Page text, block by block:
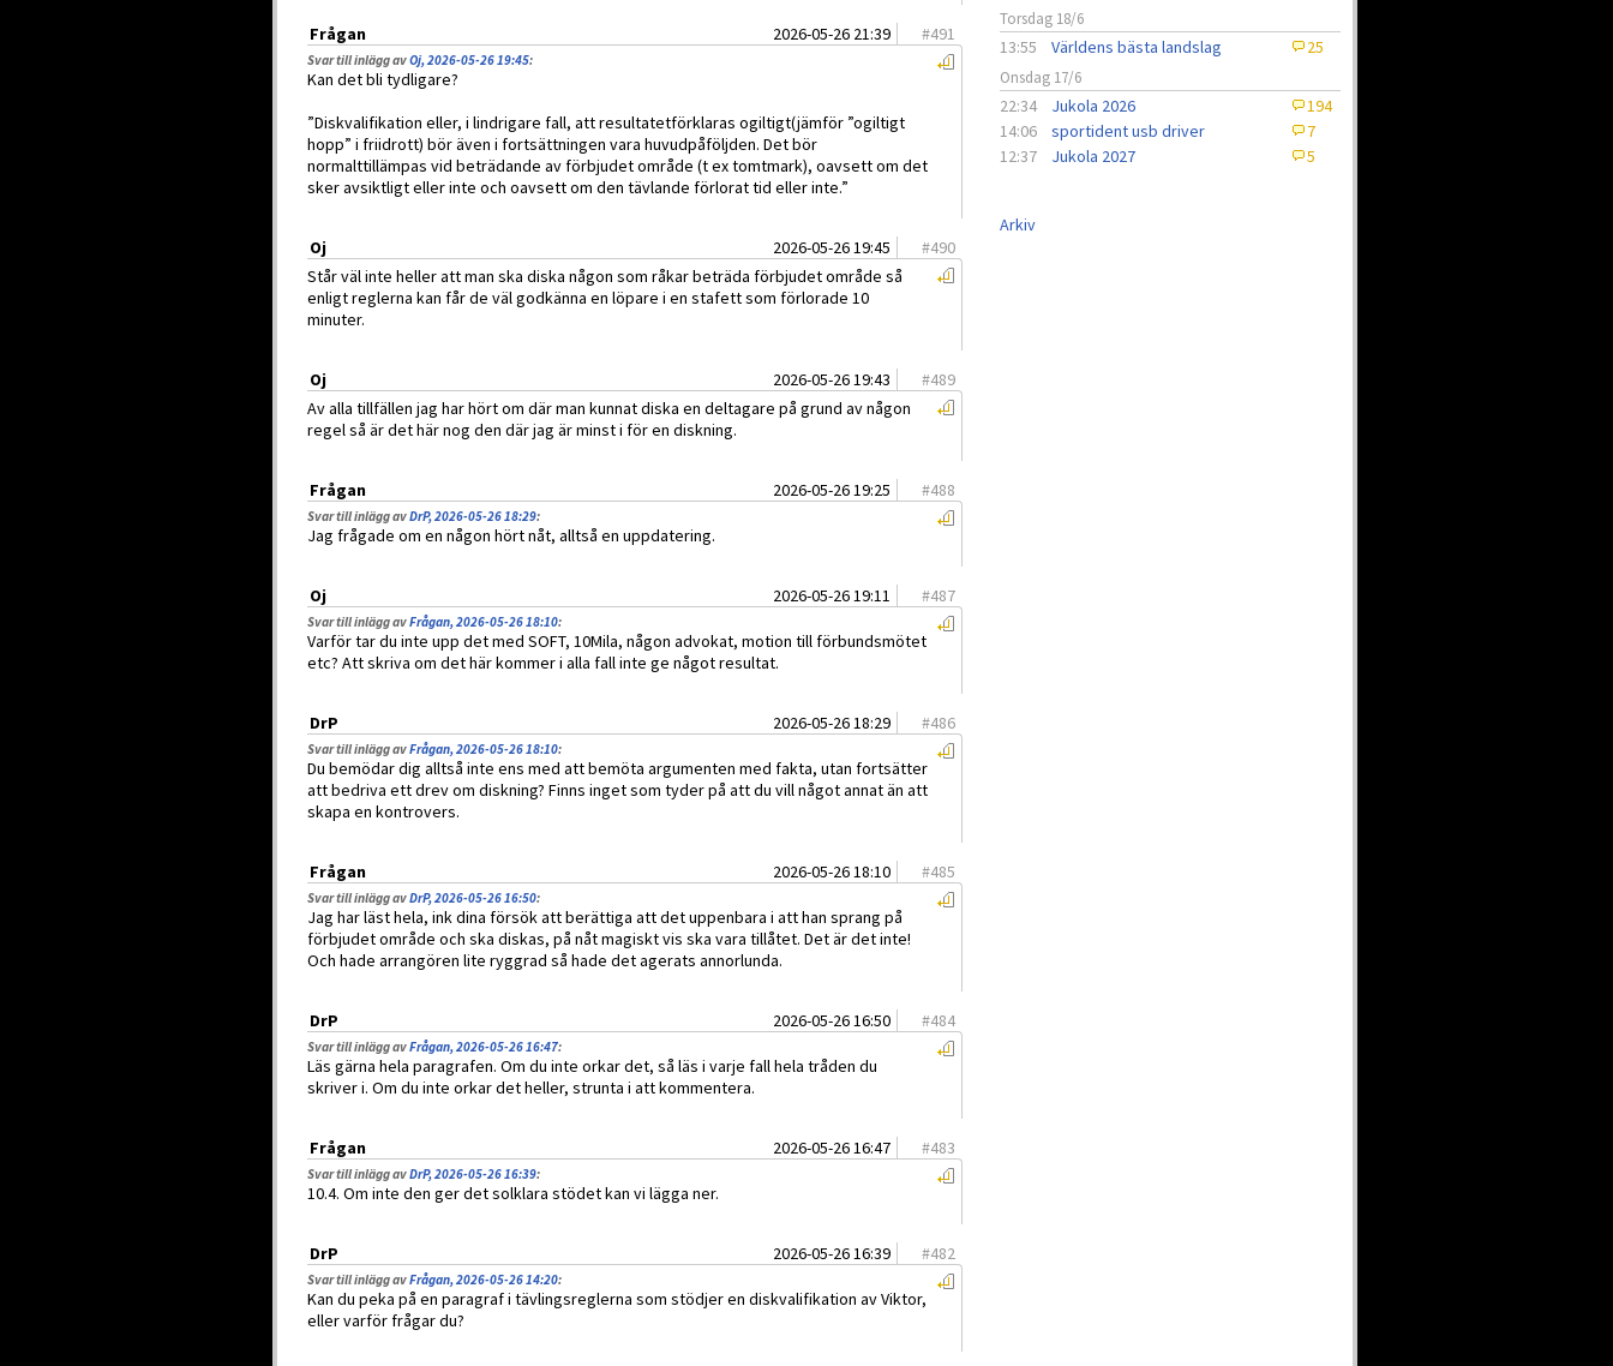
Frågan 2026-05-26 21:39 #491
Svar till inlägg avOj, 2026-05-26 19:45:
Kan det bli tydligare?
”Diskvalifikation eller, i lindrigare fall, att resultatetförklaras ogiltigt(jämför ”ogiltigt
hopp” i friidrott) bör även i fortsättningen vara huvudpåföljden. Det bör
normalttillämpas vid beträdande av förbjudet område (t ex tomtmark), oavsett om det
sker avsiktligt eller inte och oavsett om den tävlande förlorat tid eller inte.”
Oj 2026-05-26 19:45 #490
Står väl inte heller att man ska diska någon som råkar beträda förbjudet område så
enligt reglerna kan får de väl godkänna en löpare i en stafett som förlorade 10
minuter.
Oj 2026-05-26 19:43 #489
Av alla tillfällen jag har hört om där man kunnat diska en deltagare på grund av någon
regel så är det här nog den där jag är minst i för en diskning.
Frågan 2026-05-26 19:25 #488
Svar till inlägg avDrP, 2026-05-26 18:29:
Jag frågade om en någon hört nåt, alltså en uppdatering.
Oj 2026-05-26 19:11 #487
Svar till inlägg avFrågan, 2026-05-26 18:10:
Varför tar du inte upp det med SOFT, 10Mila, någon advokat, motion till förbundsmötet
etc? Att skriva om det här kommer i alla fall inte ge något resultat.
DrP 2026-05-26 18:29 #486
Svar till inlägg avFrågan, 2026-05-26 18:10:
Du bemödar dig alltså inte ens med att bemöta argumenten med fakta, utan fortsätter
att bedriva ett drev om diskning? Finns inget som tyder på att du vill något annat än att
skapa en kontrovers.
Frågan 2026-05-26 18:10 #485
Svar till inlägg avDrP, 2026-05-26 16:50:
Jag har läst hela, ink dina försök att berättiga att det uppenbara i att han sprang på
förbjudet område och ska diskas, på nåt magiskt vis ska vara tillåtet. Det är det inte!
Och hade arrangören lite ryggrad så hade det agerats annorlunda.
DrP 2026-05-26 16:50 #484
Svar till inlägg avFrågan, 2026-05-26 16:47:
Läs gärna hela paragrafen. Om du inte orkar det, så läs i varje fall hela tråden du
skriver i. Om du inte orkar det heller, strunta i att kommentera.
Frågan 2026-05-26 16:47 #483
Svar till inlägg avDrP, 2026-05-26 16:39:
10.4. Om inte den ger det solklara stödet kan vi lägga ner.
DrP 2026-05-26 16:39 #482
Svar till inlägg avFrågan, 2026-05-26 14:20:
Kan du peka på en paragraf i tävlingsreglerna som stödjer en diskvalifikation av Viktor,
eller varför frågar du?
Torsdag 18/6
13:55 Världens bästa landslag 25
Onsdag 17/6
22:34 Jukola 2026
194
14:06
sportident usb driver
7
12:37
Jukola 2027 5
Arkiv